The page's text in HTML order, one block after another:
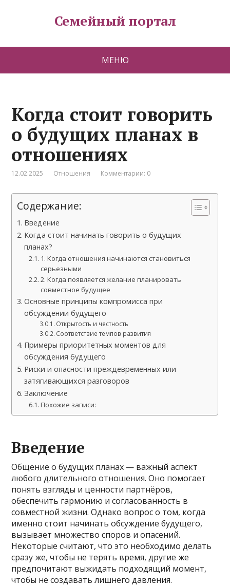
Семейный портал
МЕНЮ
Когда стоит говорить
о будущих планах в
отношениях
12.02.2025 Отношения Комментарии: 0
Содержание:
Введение
Когда стоит начинать говорить о будущих
планах?
1. Когда отношения начинаются становиться
серьезными
2. Когда появляется желание планировать
совместное будущее
Основные принципы компромисса при
обсуждении будущего
Открытость и честность
Соответствие темпов развития
Примеры приоритетных моментов для
обсуждения будущего
Риски и опасности преждевременных или
затягивающихся разговоров
Заключение
Похожие записи:
Введение
Общение о будущих планах — важный аспект
любого длительного отношения. Оно помогает
понять взгляды и ценности партнёров,
обеспечить гармонию и согласованность в
совместной жизни. Однако вопрос о том, когда
именно стоит начинать обсуждение будущего,
вызывает множество споров и опасений.
Некоторые считают, что это необходимо делать
сразу же, чтобы не терять время, другие же
предпочитают выжидать подходящий момент,
чтобы не создавать лишнего давления.